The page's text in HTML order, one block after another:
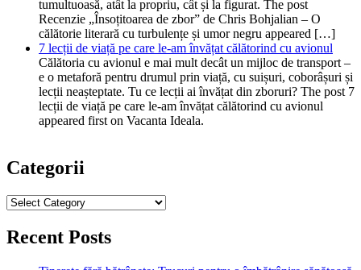
tumultuoasă, atât la propriu, cât și la figurat. The post
Recenzie „Însoțitoarea de zbor” de Chris Bohjalian – O
călătorie literară cu turbulențe și umor negru appeared […]
7 lecții de viață pe care le-am învățat călătorind cu avionul
Călătoria cu avionul e mai mult decât un mijloc de transport –
e o metaforă pentru drumul prin viață, cu suișuri, coborâșuri și
lecții neașteptate. Tu ce lecții ai învățat din zboruri? The post 7
lecții de viață pe care le-am învățat călătorind cu avionul
appeared first on Vacanta Ideala.
Categorii
Categorii
Recent Posts